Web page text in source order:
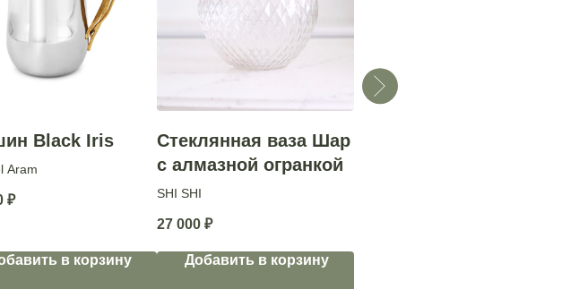
Black Iris
Aram
₽
в корзину
Стеклянная ваза Шар
с алмазной огранкой
SHI SHI
27 000 ₽
Добавить в корзину